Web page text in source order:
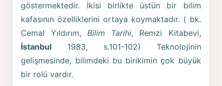
göstermektedir. İkisi birlikte üstün bir bilim
kafasının özelliklerini ortaya koymaktadır. ( bk.
Cemal Yıldırım, Bilim Tarihi, Remzi Kitabevi,
İstanbul 1983, s.101-102) Teknolojinin
gelişmesinde, bilimdeki bu birikimin çok büyük
bir rolü vardır.